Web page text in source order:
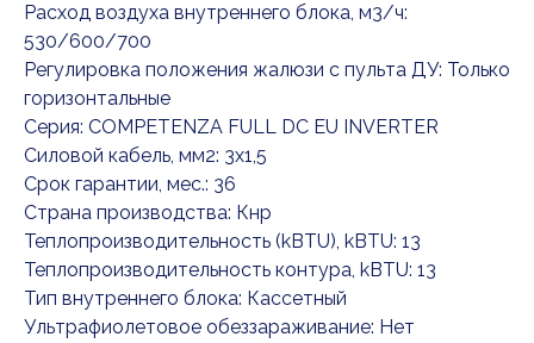
Расход воздуха внутреннего блока, м3/ч:
530/600/700
Регулировка положения жалюзи с пульта ДУ: Только
горизонтальные
Серия: COMPETENZA FULL DC EU INVERTER
Силовой кабель, мм2: 3x1,5
Срок гарантии, мес.: 36
Страна производства: Кнр
Теплопроизводительность (kBTU), kBTU: 13
Теплопроизводительность контура, kBTU: 13
Тип внутреннего блока: Кассетный
Ультрафиолетовое обеззараживание: Нет